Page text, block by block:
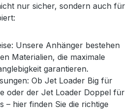
nur sicher, sondern auch für
Unsere Anhänger bestehen
Materialien, die maximale
garantieren.
Ob Jet Loader Big für
oder der Jet Loader Doppel für
– hier finden Sie die richtige